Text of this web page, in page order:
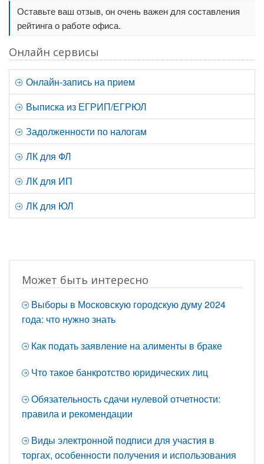
Оставьте ваш отзыв, он очень важен для составления
рейтинга о работе офиса.
Онлайн сервисы
Онлайн-запись на прием
Выписка из ЕГРИП/ЕГРЮЛ
Задолженности по налогам
ЛК для ФЛ
ЛК для ИП
ЛК для ЮЛ
Может быть интересно
Выборы в Московскую городскую думу 2024
года: что нужно знать
Как подать заявление на алименты в браке
Что такое банкротство юридических лиц
Обязательность сдачи нулевой отчетности:
правила и рекомендации
Виды электронной подписи для участия в
торгах, особенности получения и использования